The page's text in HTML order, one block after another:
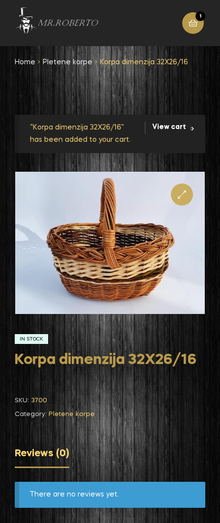
1
Home Pletene korpe Korpa dimenzija 32X26/16
View cart
“Korpa dimenzija 32X26/16”
has been added to your cart.
IN STOCK
Korpa dimenzija 32X26/16
SKU: 3700
Category: Pletene korpe
Reviews (0)
There are no reviews yet.